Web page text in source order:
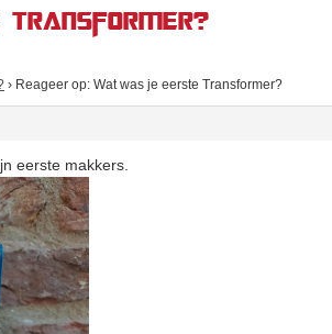
Transformer?
› Reageer op: Wat was je eerste Transformer?
eerste makkers.